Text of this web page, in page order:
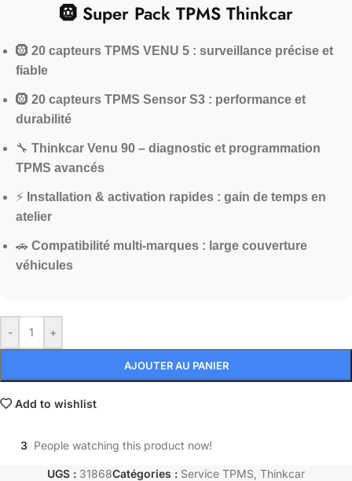
🛞 Super Pack TPMS Thinkcar
🛞 20 capteurs TPMS VENU 5 : surveillance précise et
fiable
🛞 20 capteurs TPMS Sensor S3 : performance et
durabilité
🔧 Thinkcar Venu 90 – diagnostic et programmation
TPMS avancés
⚡ Installation & activation rapides : gain de temps en
atelier
🚗 Compatibilité multi-marques : large couverture
véhicules
- +
AJOUTER AU PANIER
Add to wishlist
3 People watching this product now!
UGS : 31868Catégories : Service TPMS Thinkcar